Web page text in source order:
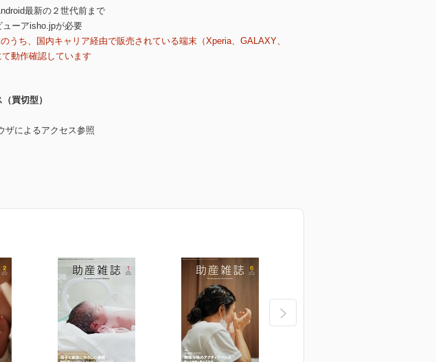
最新の２世代前まで
ーアisho.jpが必要
うち、国内キャリア経由で販売されている端末（Xperia、GALAXY、
動作確認しています
買切型）
ザによるアクセス参照